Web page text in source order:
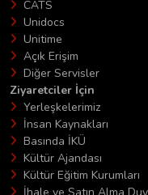
CATS
Unidocs
Unitime
Açık Erişim
Diğer Servisler
Ziyaretciler İçin
Yerleşkelerimiz
İnsan Kaynakları
Basında İKÜ
Kültür Ajandası
Kültür Eğitim Kurumları